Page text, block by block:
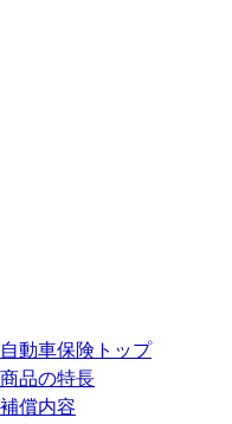
自動車保険トップ
商品の特長
補償内容